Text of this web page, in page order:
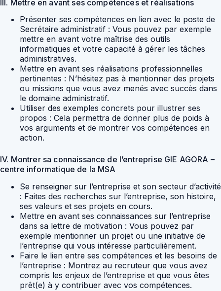
III. Mettre en avant ses compétences et réalisations
Présenter ses compétences en lien avec le poste de
Secrétaire administratif : Vous pouvez par exemple
mettre en avant votre maîtrise des outils
informatiques et votre capacité à gérer les tâches
administratives.
Mettre en avant ses réalisations professionnelles
pertinentes : N’hésitez pas à mentionner des projets
ou missions que vous avez menés avec succès dans
le domaine administratif.
Utiliser des exemples concrets pour illustrer ses
propos : Cela permettra de donner plus de poids à
vos arguments et de montrer vos compétences en
action.
IV. Montrer sa connaissance de l’entreprise GIE AGORA –
centre informatique de la MSA
Se renseigner sur l’entreprise et son secteur d’activité
: Faites des recherches sur l’entreprise, son histoire,
ses valeurs et ses projets en cours.
Mettre en avant ses connaissances sur l’entreprise
dans sa lettre de motivation : Vous pouvez par
exemple mentionner un projet ou une initiative de
l’entreprise qui vous intéresse particulièrement.
Faire le lien entre ses compétences et les besoins de
l’entreprise : Montrez au recruteur que vous avez
compris les enjeux de l’entreprise et que vous êtes
prêt(e) à y contribuer avec vos compétences.